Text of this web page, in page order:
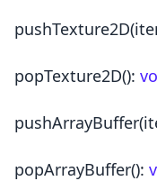
pushTexture2D
popTexture2D():
pushArrayBuffer
popArrayBuffer():